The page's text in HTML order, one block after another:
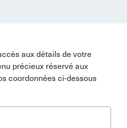
aux détails de votre
précieux réservé aux
coordonnées ci-dessous